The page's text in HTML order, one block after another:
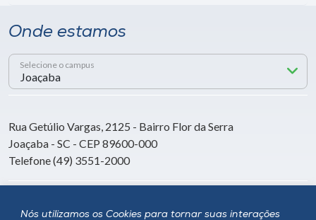
Nós utilizamos os Cookies para tornar suas interações
Onde estamos
Selecione o campus
Rua Getúlio Vargas, 2125 - Bairro Flor da Serra
Joaçaba - SC - CEP 89600-000
Telefone (49) 3551-2000
Siga a Unoesc